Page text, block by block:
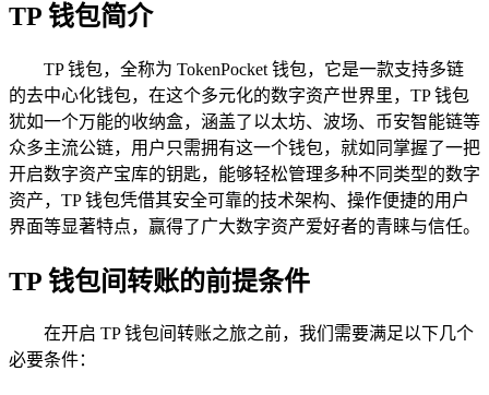
TP 钱包简介
TP 钱包，全称为 TokenPocket 钱包，它是一款支持多链
的去中心化钱包，在这个多元化的数字资产世界里，TP 钱包
犹如一个万能的收纳盒，涵盖了以太坊、波场、币安智能链等
众多主流公链，用户只需拥有这一个钱包，就如同掌握了一把
开启数字资产宝库的钥匙，能够轻松管理多种不同类型的数字
资产，TP 钱包凭借其安全可靠的技术架构、操作便捷的用户
界面等显著特点，赢得了广大数字资产爱好者的青睐与信任。
TP 钱包间转账的前提条件
在开启 TP 钱包间转账之旅之前，我们需要满足以下几个
必要条件：